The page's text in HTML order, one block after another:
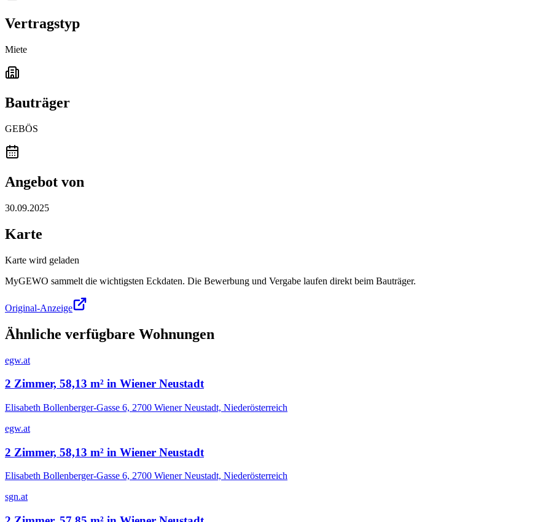
Vertragstyp
Miete
Bauträger
GEBÖS
Angebot von
30.09.2025
Karte
Karte wird geladen
MyGEWO sammelt die wichtigsten Eckdaten. Die Bewerbung und Vergabe laufen direkt beim Bauträger.
Original-Anzeige
Ähnliche verfügbare Wohnungen
egw.at
2 Zimmer, 58,13 m² in Wiener Neustadt
Elisabeth Bollenberger-Gasse 6, 2700 Wiener Neustadt, Niederösterreich
egw.at
2 Zimmer, 58,13 m² in Wiener Neustadt
Elisabeth Bollenberger-Gasse 6, 2700 Wiener Neustadt, Niederösterreich
sgn.at